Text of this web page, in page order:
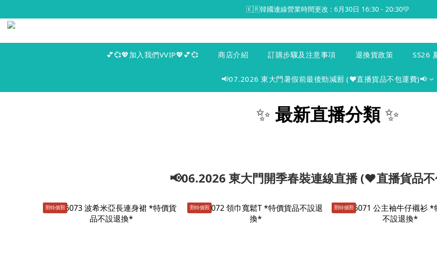
🇰🇷韓國連線營業時間更改 : 6月30日 16:30 - 20:30💛
💕💞💖加入我們VVIP💖💕💞 商店介紹 訂購步驟及注意事項 退換貨政策 SS26
📢07.2026 東大門暑假前最後勁減🈹 (♥️直播貨品不包運費)📢
✨ 最新直播分類✨
📢06.2026 東大門開季春裝連線直播 (♥️直播貨品
🈹️特價🈹️ 🈹️特價🈹️ 🈹️特價🈹️